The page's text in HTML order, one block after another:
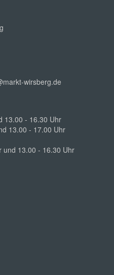
wirsberg.de
13.00 - 16.30 Uhr
13.00 - 17.00 Uhr
und 13.00 - 16.30 Uhr